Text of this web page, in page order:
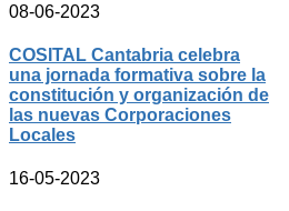
08-06-2023
COSITAL Cantabria celebra
una jornada formativa sobre la
constitución y organización de
las nuevas Corporaciones
Locales
16-05-2023